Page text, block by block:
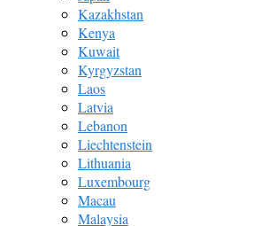
Kazakhstan
Kenya
Kuwait
Kyrgyzstan
Laos
Latvia
Lebanon
Liechtenstein
Lithuania
Luxembourg
Macau
Malaysia